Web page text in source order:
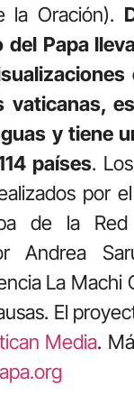
la Oración).
del Papa
vaticanas,
y tiene
países.
por
de la Red
Andrea
La Machi
El
Media.